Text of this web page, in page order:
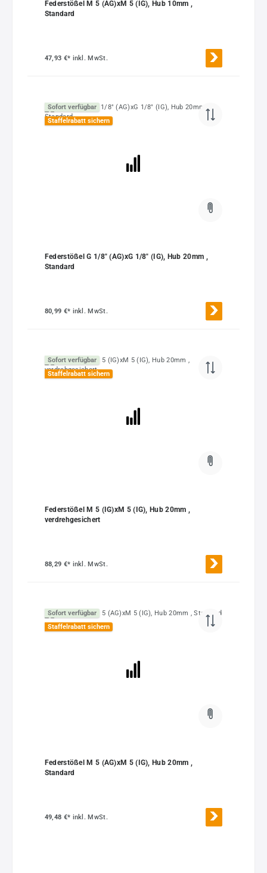
Federstößel M 5 (AG)xM 5 (IG), Hub 10mm ,
Standard
47,93 €* inkl. MwSt.
Sofort verfügbar
Staffelrabatt sichern
Federstößel G 1/8" (AG)xG 1/8" (IG), Hub 20mm ,
Standard
80,99 €* inkl. MwSt.
Sofort verfügbar
Staffelrabatt sichern
Federstößel M 5 (IG)xM 5 (IG), Hub 20mm ,
verdrehgesichert
88,29 €* inkl. MwSt.
Sofort verfügbar
Staffelrabatt sichern
Federstößel M 5 (AG)xM 5 (IG), Hub 20mm ,
Standard
49,48 €* inkl. MwSt.